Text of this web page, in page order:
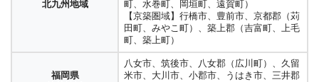
北九州地域
町、水巻町、岡垣町、遠賀町）
【京築圏域】行橋市、豊前市、京都郡（苅
田町、みやこ町）、築上郡（吉富町、上毛
町、築上町）
福岡県
八女市、筑後市、八女郡（広川町）、久留
米市、大川市、小郡市、うはき市、三井郡